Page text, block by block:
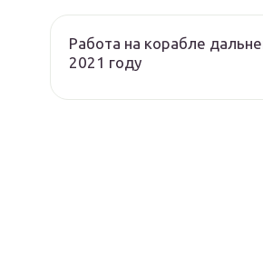
Работа на корабле
2021 году